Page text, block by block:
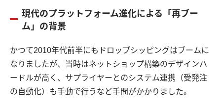
現代のプラットフォーム進化による「再ブー
ム」の背景
かつて2010年代前半にもドロップシッピングはブームに
なりましたが、当時はネットショップ構築のデザインハ
ードルが高く、サプライヤーとのシステム連携（受発注
の自動化）も手動で行うなど手間がかかりました。